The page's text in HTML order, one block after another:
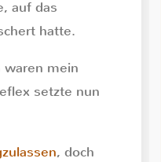
auf das
hatte.
waren mein
setzte nun
, doch